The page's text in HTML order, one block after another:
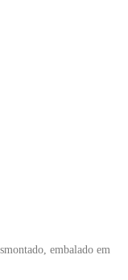
embalado em